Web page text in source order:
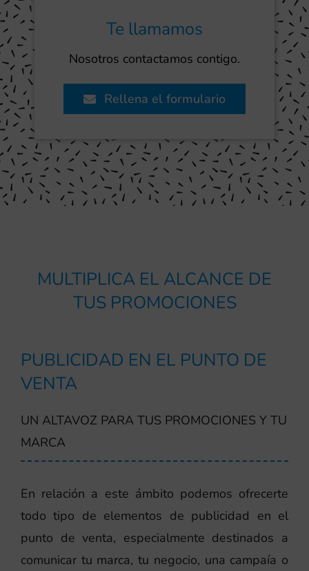
Te llamamos
Nosotros contactamos contigo.
Rellena el formulario
MULTIPLICA EL ALCANCE DE
TUS PROMOCIONES
PUBLICIDAD EN EL PUNTO DE
VENTA
UN ALTAVOZ PARA TUS PROMOCIONES Y TU
MARCA
En relación a este ámbito podemos ofrecerte
todo tipo de elementos de publicidad en el
punto de venta, especialmente destinados a
comunicar tu marca, tu negocio, una campaía o